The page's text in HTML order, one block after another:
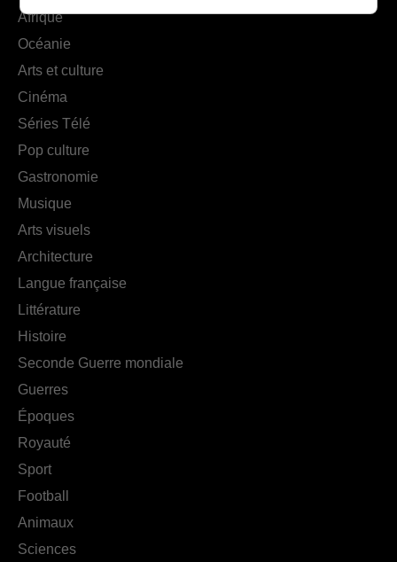
Afrique
Océanie
Arts et culture
Cinéma
Séries Télé
Pop culture
Gastronomie
Musique
Arts visuels
Architecture
Langue française
Littérature
Histoire
Seconde Guerre mondiale
Guerres
Époques
Royauté
Sport
Football
Animaux
Sciences